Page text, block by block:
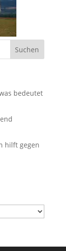
bedeutet
hilft gegen